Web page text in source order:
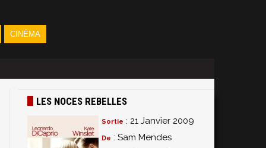
CINÉMA
LES NOCES REBELLES
Sortie : 21 Janvier 2009
De : Sam Mendes